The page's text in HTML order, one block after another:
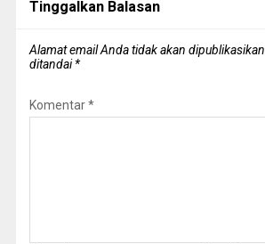
Tinggalkan Balasan
Alamat email Anda tidak akan dipublikasikan.
ditandai*
Komentar*